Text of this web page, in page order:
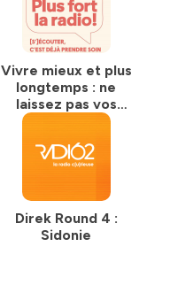
Vivre mieux et plus
longtemps : ne
laissez pas vos
neurones au
la Radio - emission
9
Direk Round 4 :
Sidonie